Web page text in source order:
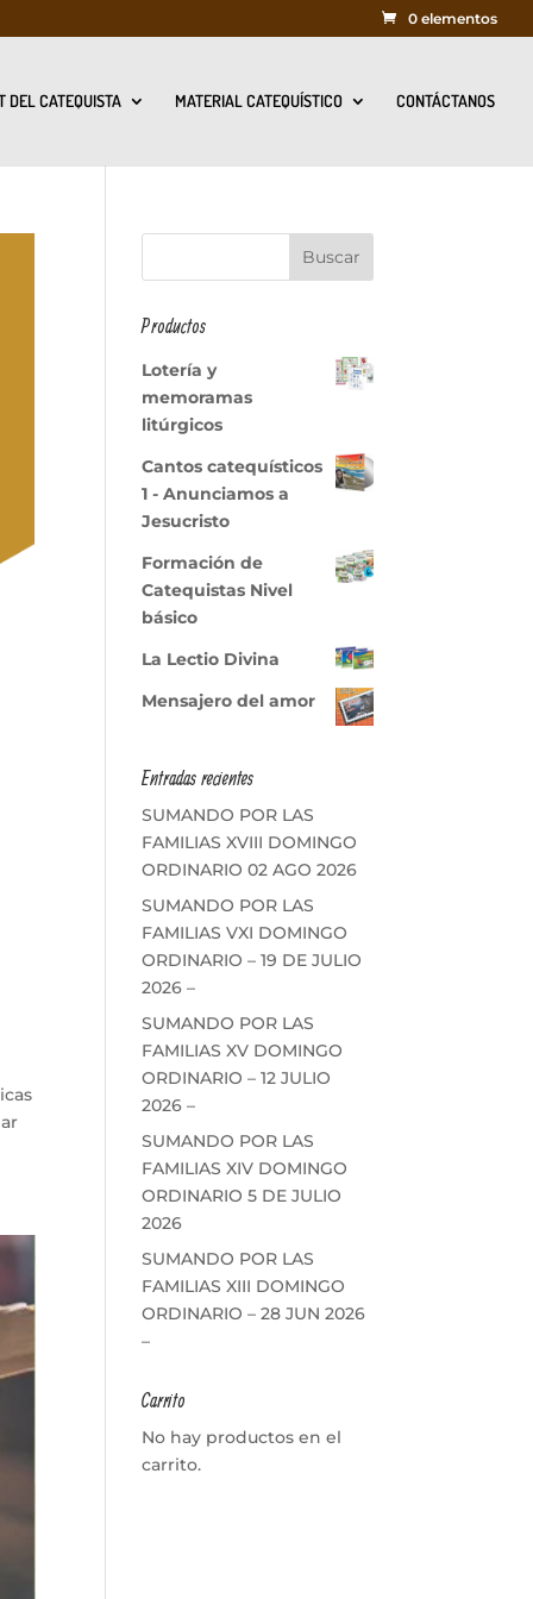
0 elementos
DEL CATEQUISTA MATERIAL CATEQUÍSTICO CONTÁCTANOS
Productos
Lotería y
memoramas
litúrgicos
Cantos catequísticos
1 - Anunciamos a
Jesucristo
Formación de
Catequistas Nivel
básico
La Lectio Divina
Mensajero del amor
Entradas recientes
SUMANDO POR LAS
FAMILIAS XVIII DOMINGO
ORDINARIO 02 AGO 2026
SUMANDO POR LAS
FAMILIAS VXI DOMINGO
ORDINARIO – 19 DE JULIO
2026 –
SUMANDO POR LAS
FAMILIAS XV DOMINGO
ORDINARIO – 12 JULIO
2026 –
SUMANDO POR LAS
FAMILIAS XIV DOMINGO
ORDINARIO 5 DE JULIO
2026
SUMANDO POR LAS
FAMILIAS XIII DOMINGO
ORDINARIO – 28 JUN 2026
–
Carrito
No hay productos en el
carrito.